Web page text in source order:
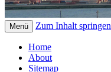
Menü Zum Inhalt springen
Home
About
Sitemap